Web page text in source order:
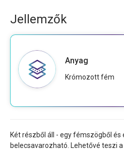
Jellemzők
Anyag
Krómozott fém
Két részből áll - egy fémszögből és
belecsavarozható. Lehetővé teszi